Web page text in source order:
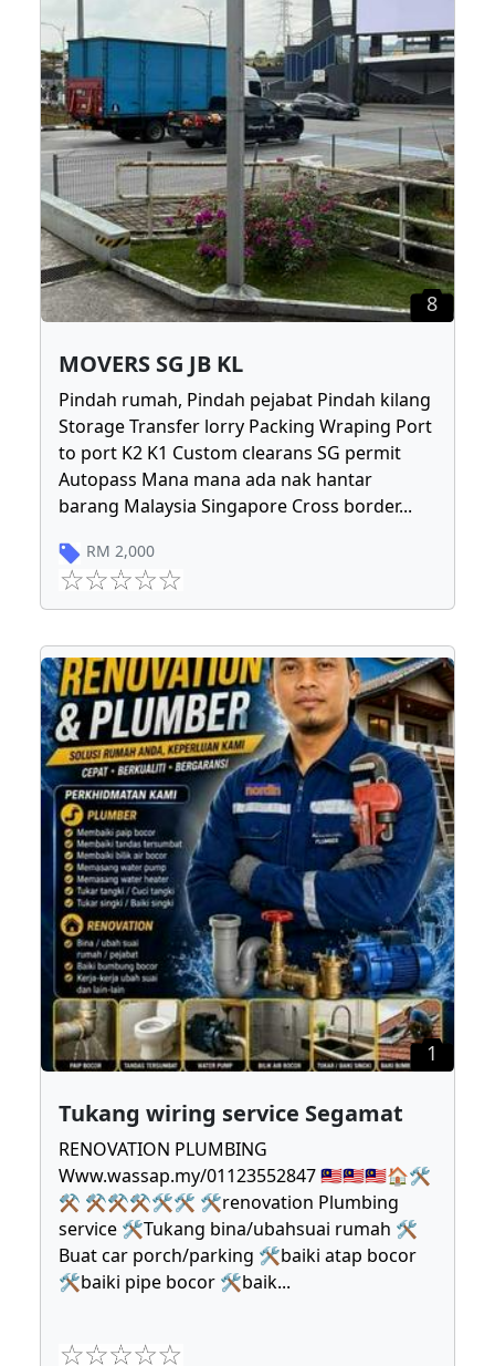
8
MOVERS SG JB KL
Pindah rumah, Pindah pejabat Pindah kilang
Storage Transfer lorry Packing Wraping Port
to port K2 K1 Custom clearans SG permit
Autopass Mana mana ada nak hantar
barang Malaysia Singapore Cross border...
RM 2,000
1
Tukang wiring service Segamat
RENOVATION PLUMBING
Www.wassap.my/01123552847 🇲🇾🇲🇾🇲🇾🏠🛠
⚒ ⚒⚒⚒🛠🛠 🛠renovation Plumbing
service 🛠Tukang bina/ubahsuai rumah 🛠
Buat car porch/parking 🛠baiki atap bocor
🛠baiki pipe bocor 🛠baik...